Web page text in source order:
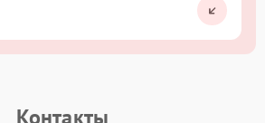
Контакты